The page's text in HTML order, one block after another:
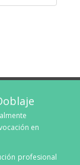
en
profesional